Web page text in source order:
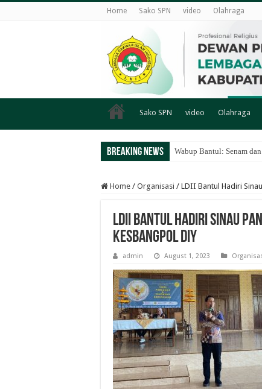
Home Sako SPN video Olahraga
Sako SPN video Olahraga
Breaking News Wabup Bantul: Senam
Home / Organisasi / LDII Bantul Hadiri
LDII Bantul Hadiri Sinau
Kesbangpol DIY
admin August 1, 2023